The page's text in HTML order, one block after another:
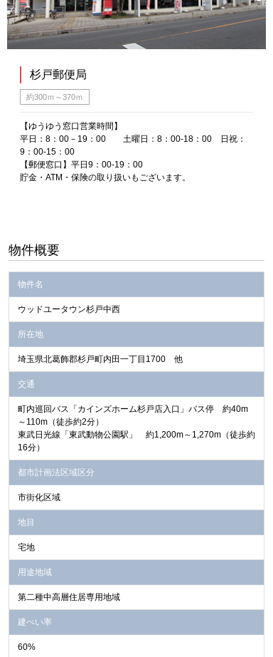
杉戸郵便局
約300ｍ～370ｍ
【ゆうゆう窓口営業時間】
平日：8：00－19：00 土曜日：8：00-18：00 日祝：
9：00-15：00
【郵便窓口】平日9：00-19：00
貯金・ATM・保険の取り扱いもございます。
物件概要
物件名
ウッドユータウン杉戸中西
所在地
埼玉県北葛飾郡杉戸町内田一丁目1700 他
交通
町内巡回バス「カインズホーム杉戸店入口」バス停 約40m
～110m（徒歩約2分）
東武日光線「東武動物公園駅」 約1,200m～1,270m（徒歩約
16分）
都市計画法区域区分
市街化区域
地目
宅地
用途地域
第二種中高層住居専用地域
建ぺい率
60%